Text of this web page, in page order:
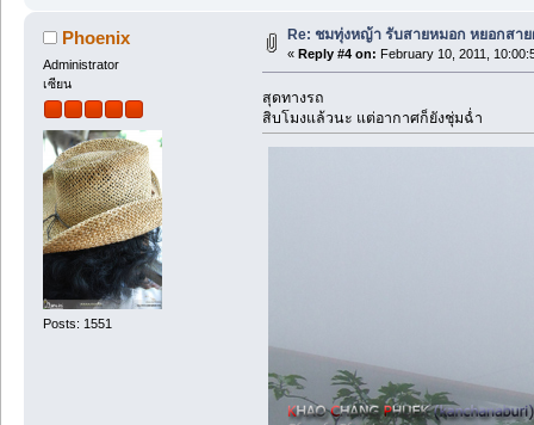
Phoenix
Administrator
เซียน
Posts: 1551
Re: ชมทุ่งหญ้า รับสายหมอก หยอกสาย
« Reply #4 on: February 10, 2011,
สุดทางรถ
สิบโมงแล้วนะ แต่อากาศก็ยังชุ่มฉ่ำ